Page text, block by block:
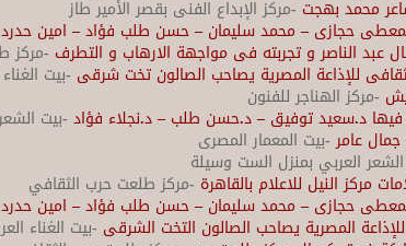
محمد بهجت -مركز الإبداع الفنى بقصر الأمير طاز
حجازى – محمد سليمان – حسن طلب فؤاد – امين حدرد
الناصر و تجربته فى مواجهة الارهاب و التطرف -مركز
للإذاعة المصرية يصاحب الصالون تخت شرقى -بيت
-مركز الهناجر للفنون
د.سعيد توفيق – د.حسن طلب – د.نجلاء فؤاد -بيت
عامر-بيت المعمار المصرى
العربي بمنزل الست وسيلة
مركز النيل للاعلام بالقاهرة -مركز طلعت حرب الثقافي
حجازى – محمد سليمان – حسن طلب فؤاد – امين حدرد
المصرية يصاحب الصالون التخت الشرقى -بيت الغناء